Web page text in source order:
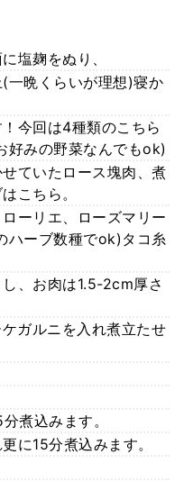
塩麹をぬり、
一晩くらいが理想)寝か
今回は4種類のこちら
好みの野菜なんでもok)
ていたロース塊肉、煮
こちら。
ーリエ、ローズマリー
ハーブ数種でok)タコ糸
、お肉は1.5-2cm厚さ
ガルニを入れ煮立たせ
煮込みます。
に15分煮込みます。